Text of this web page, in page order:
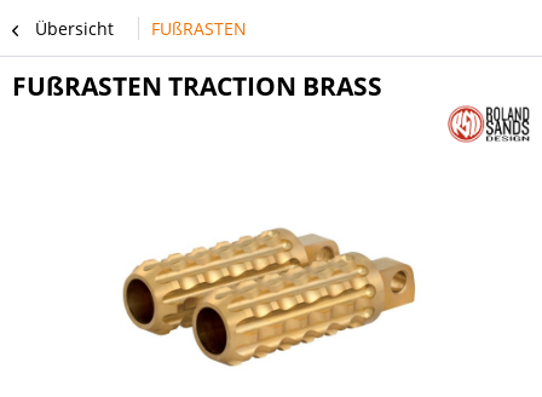
Übersicht FUßRASTEN
FUßRASTEN TRACTION BRASS